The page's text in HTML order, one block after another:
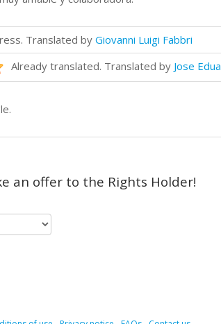
Translated by Giovanni Luigi Fabbri
Already translated. Translated by Jose
an offer to the Rights Holder!